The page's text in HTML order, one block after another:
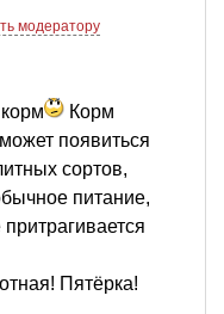
модератору
Корм
появиться
сортов,
питание,
Пятёрка!